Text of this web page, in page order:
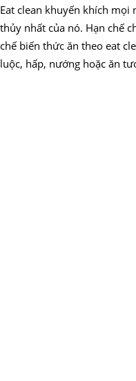
Eat clean khuyến khích
thủy nhất của nó. Hạn chế
chế biến thức ăn theo eat
luộc, hấp, nướng hoặc ăn